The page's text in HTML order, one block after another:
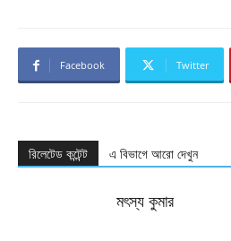
Facebook Twitter
রিলেটেড কন্টেন্ট এ বিভাগে আরো দেখুন
মৎস্য কুমার